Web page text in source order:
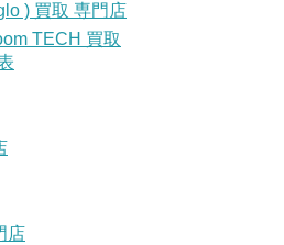
) 買取 専門店
TECH 買取
店